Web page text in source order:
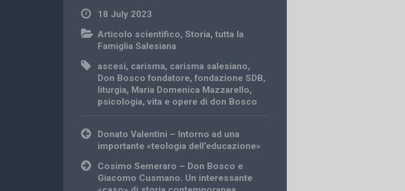
18 July 2023
Articolo scientifico,Storia,tutta la
Famiglia Salesiana
ascesi, carisma, carisma salesiano,
Don Bosco fondatore,fondazione SDB,
liturgia, Maria Domenica Mazzarello,
psicologia,vita e opere di don Bosco
Post
navigation
Donato Valentini – Intorno ad una
importante «teologia dell’educazione»
Cosimo Semeraro – Don Bosco e
Giacomo Cusmano. Un interessante